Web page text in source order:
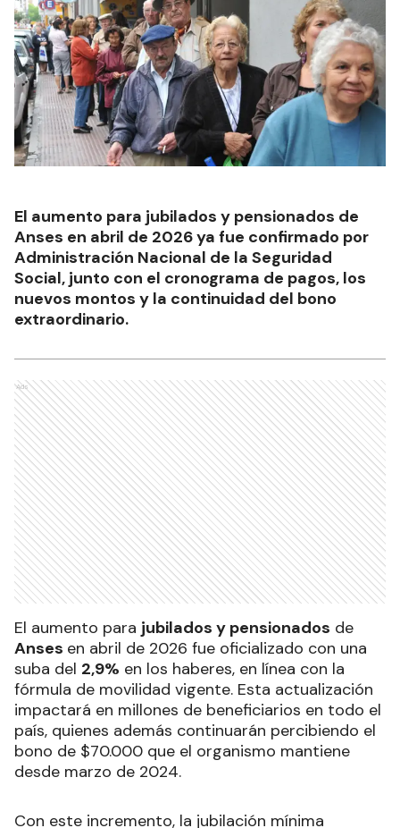
El aumento para jubilados y pensionados de
Anses en abril de 2026 ya fue confirmado por
Administración Nacional de la Seguridad
Social, junto con el cronograma de pagos, los
nuevos montos y la continuidad del bono
extraordinario.
Ads
El aumento para jubilados y pensionados de
Anses en abril de 2026 fue oficializado con una
suba del 2,9% en los haberes, en línea con la
fórmula de movilidad vigente. Esta actualización
impactará en millones de beneficiarios en todo el
país, quienes además continuarán percibiendo el
bono de $70.000 que el organismo mantiene
desde marzo de 2024.
Con este incremento, la jubilación mínima